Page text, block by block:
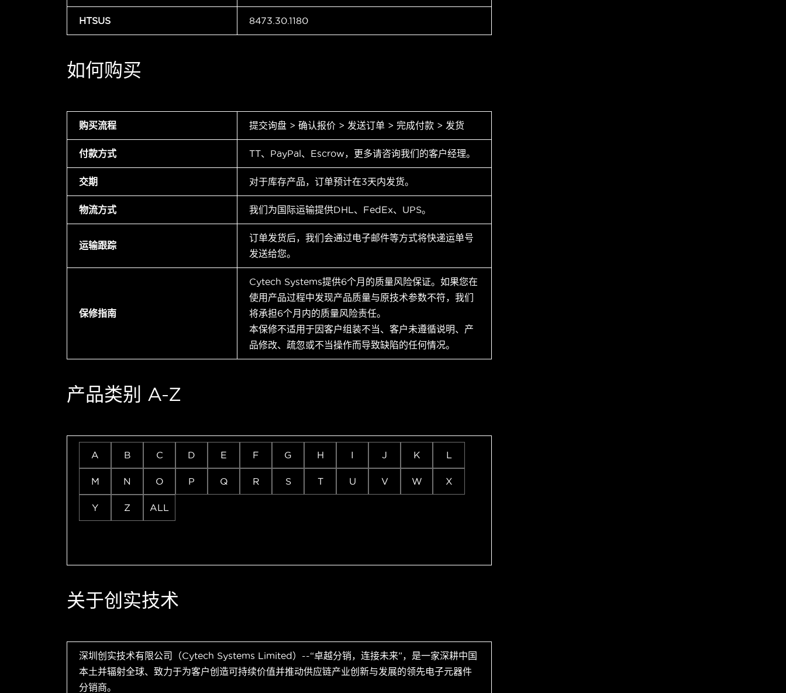
HTSUS 8473.30.1180
如何购买
购买流程 提交询盘 > 确认报价 > 发送订单 > 完成付款 > 发货
付款方式 TT、PayPal、Escrow，更多请咨询我们的客户经理。
交期 对于库存产品，订单预计在3天内发货。
物流方式 我们为国际运输提供DHL、FedEx、UPS。
运输跟踪
订单发货后，我们会通过电子邮件等方式将快递运单号
发送给您。
保修指南
Cytech Systems提供6个月的质量风险保证。如果您在
使用产品过程中发现产品质量与原技术参数不符，我们
将承担6个月内的质量风险责任。
本保修不适用于因客户组装不当、客户未遵循说明、产
品修改、疏忽或不当操作而导致缺陷的任何情况。
产品类别 A-Z
A B C D E F G H I J K L
M N O P Q R S T U V W X
Y Z ALL
关于创实技术
深圳创实技术有限公司（Cytech Systems Limited）--“卓越分销，连接未来”，是一家深耕中国
本土并辐射全球、致力于为客户创造可持续价值并推动供应链产业创新与发展的领先电子元器件
分销商。